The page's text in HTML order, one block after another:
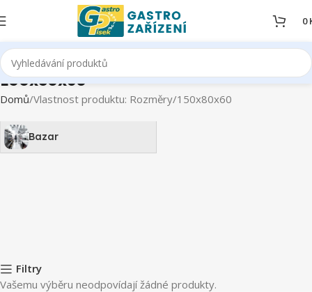
0
150x80x60
Domů Vlastnost produktu: Rozměry 150x80x60
Bazar
Filtry
Vašemu výběru neodpovídají žádné produkty.